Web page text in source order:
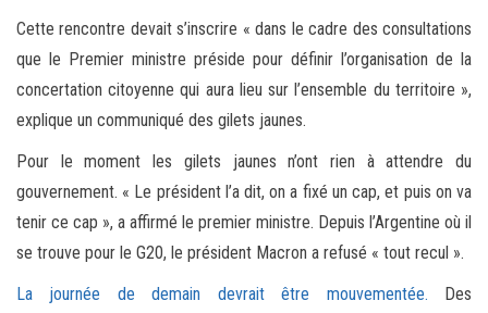
Cette rencontre devait s’inscrire « dans le cadre des consultations
que le Premier ministre préside pour définir l’organisation de la
concertation citoyenne qui aura lieu sur l’ensemble du territoire »,
explique un communiqué des gilets jaunes.
Pour le moment les gilets jaunes n’ont rien à attendre du
gouvernement. « Le président l’a dit, on a fixé un cap, et puis on va
tenir ce cap », a affirmé le premier ministre. Depuis l’Argentine où il
se trouve pour le G20, le président Macron a refusé « tout recul ».
La journée de demain devrait être mouvementée. Des